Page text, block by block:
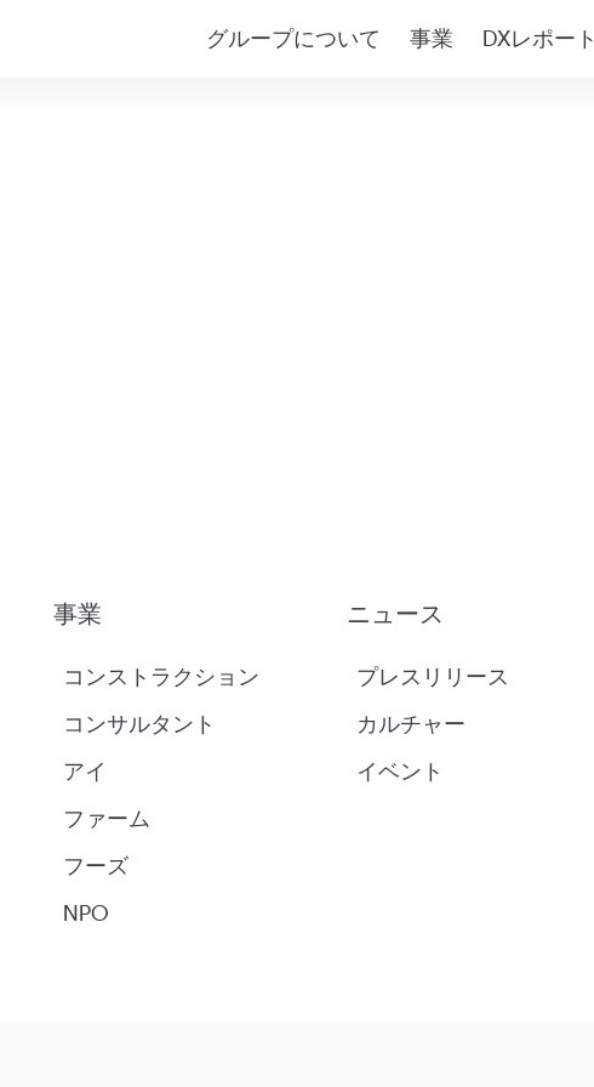
グループについて 事業 DXレポート
事業
コンストラクション
コンサルタント
アイ
ファーム
フーズ
NPO
ニュース
プレスリリース
カルチャー
イベント